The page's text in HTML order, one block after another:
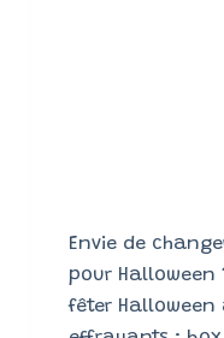
Envie de
pour Halloween
fêter Halloween